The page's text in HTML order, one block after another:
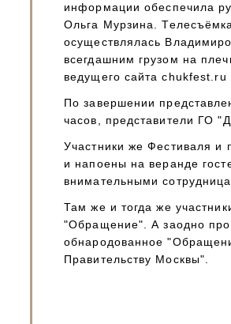
информации обеспечила
Ольга Мурзина.
осуществлялась
всегдашним грузом на
ведущего сайта
По завершении
часов, представители ГО
Участники же Фестиваля
и напоены на веранде
внимательными
Там же и тогда же
"Обращение". А заодно
обнародованное
Правительству Москвы".